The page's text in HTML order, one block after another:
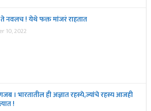
नवलच ! येथे फक्त मांजरं राहतात
10, 2022
। भारतातील ही अज्ञात रहस्ये,ज्यांचे रहस्य आजही
!